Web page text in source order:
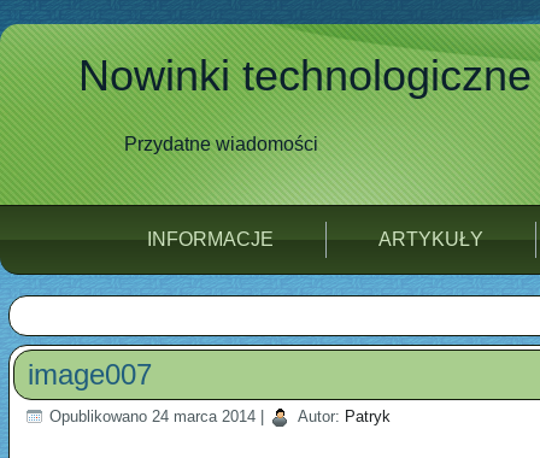
Nowinki technologiczne
Przydatne wiadomości
INFORMACJE ARTYKUŁY
image007
Opublikowano 24 marca 2014 Autor: Patryk